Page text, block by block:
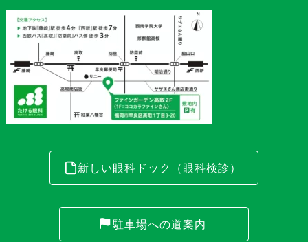
新しい眼科ドック（眼科検診）
駐車場への道案内